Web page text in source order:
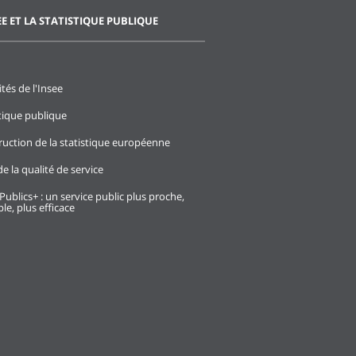
ET LA STATISTIQUE PUBLIQUE
de l'Insee
publique
de la statistique européenne
la qualité de service
: un service public plus proche,
plus efficace